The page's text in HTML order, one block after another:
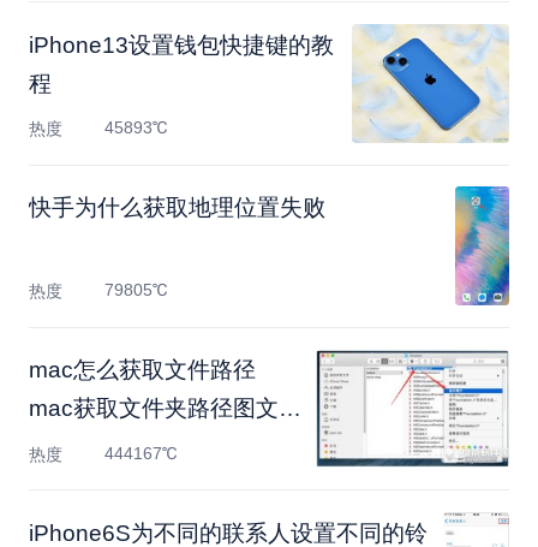
​iPhone13设置钱包快捷键的教
程
热度 45893℃
快手为什么获取地理位置失败
热度 79805℃
mac怎么获取文件路径
mac获取文件夹路径图文教
程
热度 444167℃
iPhone6S为不同的联系人设置不同的铃